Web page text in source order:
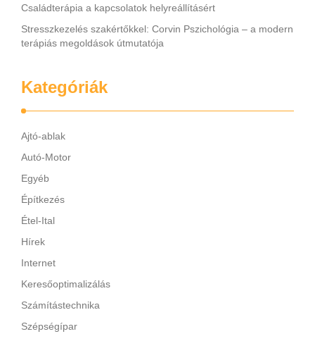
Családterápia a kapcsolatok helyreállításért
Stresszkezelés szakértőkkel: Corvin Pszichológia – a modern
terápiás megoldások útmutatója
Kategóriák
Ajtó-ablak
Autó-Motor
Egyéb
Építkezés
Étel-Ital
Hírek
Internet
Keresőoptimalizálás
Számítástechnika
Szépségípar